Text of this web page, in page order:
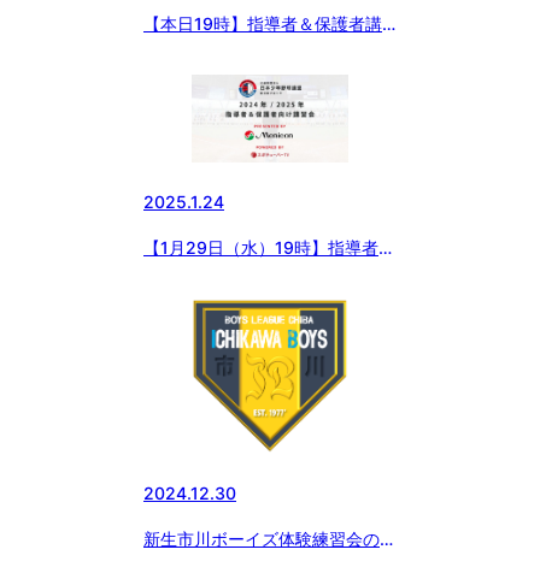
【本日19時】指導者＆保護者講
2025.1.24
【1月29日（水）19時】指導者＆
2024.12.30
新生市川ボーイズ体験練習会のお